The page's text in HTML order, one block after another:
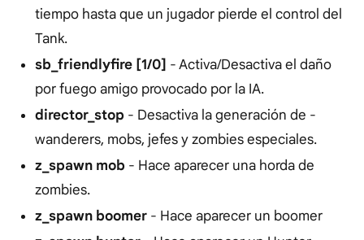
tiempo hasta que un jugador pierde el control del
Tank.
sb_friendlyfire [1/0] - Activa/Desactiva el daño
por fuego amigo provocado por la IA.
director_stop - Desactiva la generación de -
wanderers, mobs, jefes y zombies especiales.
z_spawn mob - Hace aparecer una horda de
zombies.
z_spawn boomer- Hace aparecer un boomer